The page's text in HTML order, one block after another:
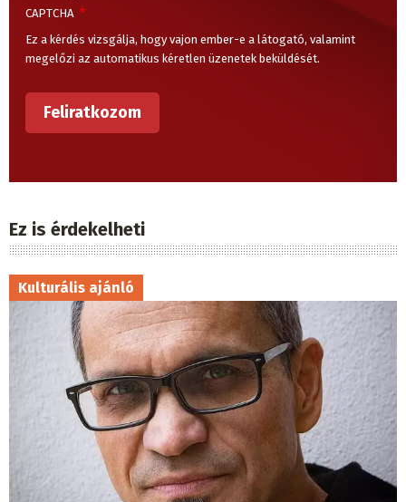
CAPTCHA
Ez a kérdés vizsgálja, hogy vajon ember-e a látogató, valamint
megelőzi az automatikus kéretlen üzenetek beküldését.
Ez is érdekelheti
Kulturális ajánló